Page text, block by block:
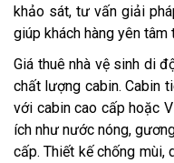
khảo sát, tư vấn giải
giúp khách hàng yên
Giá thuê nhà vệ sinh di
chất lượng cabin. Cabin
với cabin cao cấp hoặc
ích như nước nóng,
cấp. Thiết kế chống mùi,